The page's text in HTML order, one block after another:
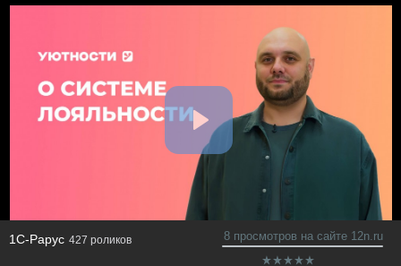
1C-Рарус 427 роликов 8 просмотров на сайте 12n.ru